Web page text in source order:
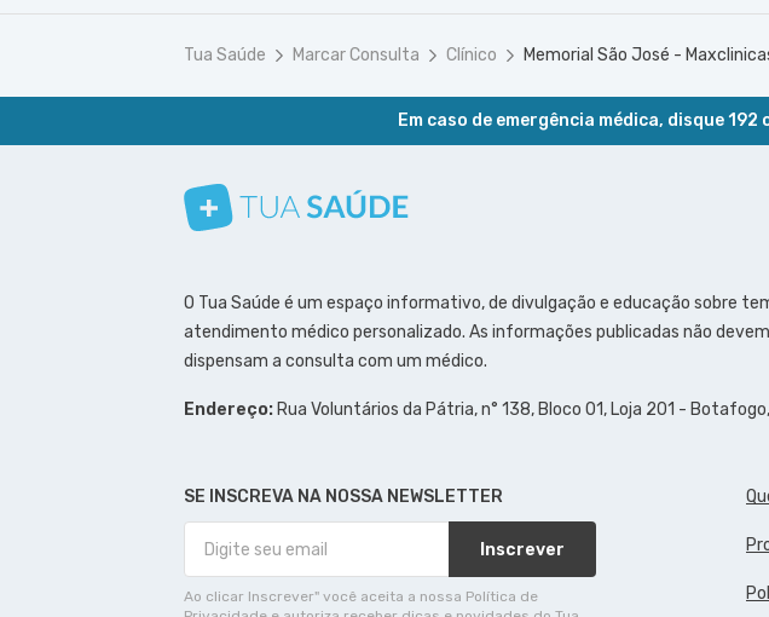
Tua Saúde Marcar Consulta Clínico Memorial São José -
Em caso de emergência médica, disque
Conheça nosso canal
Siga a gente no Instagram
Siga a gente no Facebook
Siga a gente no Pinterest
O Tua Saúde é um espaço informativo, de divulgação e educação sobre
atendimento médico personalizado. As informações publicadas não
dispensam a consulta com um médico.
Endereço: Rua Voluntários da Pátria, n° 138, Bloco 01, Loja 201 -
SE INSCREVA NA NOSSA NEWSLETTER
Inscrever
Ao clicar Inscrever" você aceita a nossa Política de